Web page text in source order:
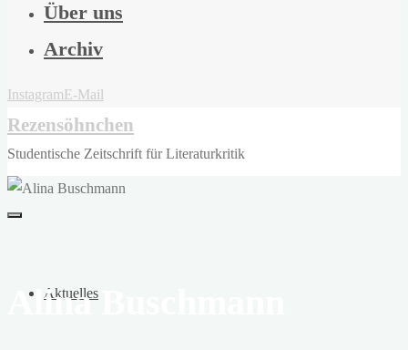
Über uns
Archiv
InstagramE-Mail
Rezensöhnchen
Studentische Zeitschrift für Literaturkritik
Aktuelles
Alina Buschmann